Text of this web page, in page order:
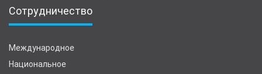
Сотрудничество
Международное
Национальное